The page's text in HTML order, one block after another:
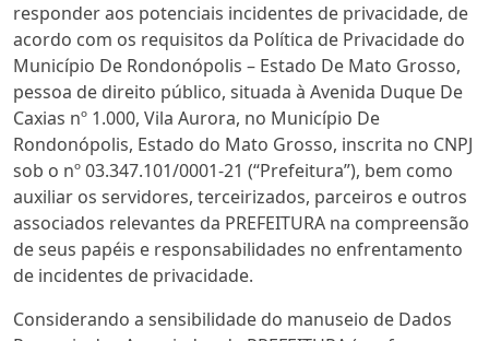
responder aos potenciais incidentes de privacidade, de
acordo com os requisitos da Política de Privacidade do
Município De Rondonópolis – Estado De Mato Grosso,
pessoa de direito público, situada à Avenida Duque De
Caxias nº 1.000, Vila Aurora, no Município De
Rondonópolis, Estado do Mato Grosso, inscrita no CNPJ
sob o nº 03.347.101/0001-21 (“Prefeitura”), bem como
auxiliar os servidores, terceirizados, parceiros e outros
associados relevantes da PREFEITURA na compreensão
de seus papéis e responsabilidades no enfrentamento
de incidentes de privacidade.
Considerando a sensibilidade do manuseio de Dados